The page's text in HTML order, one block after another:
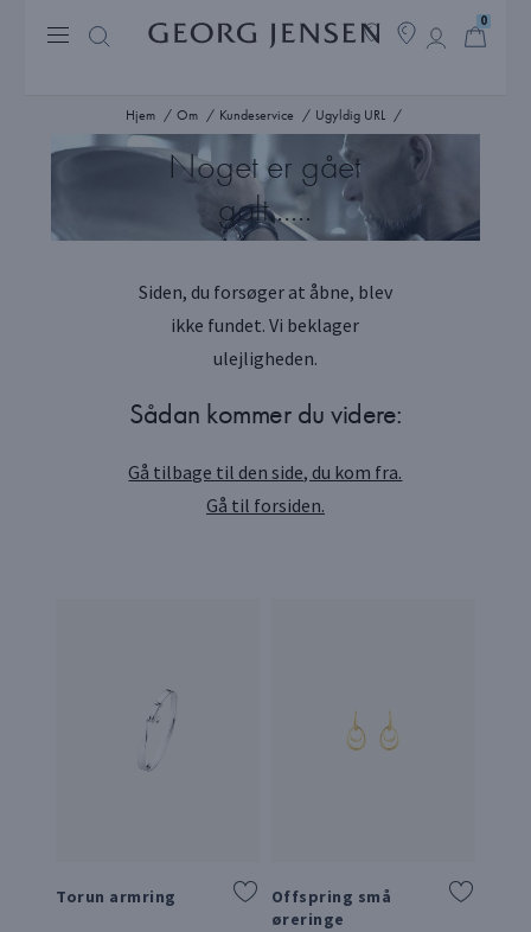
0
Hjem Om Kundeservice Ugyldig URL
Noget er gået
galt…...
Siden, du forsøger at åbne, blev
ikke fundet. Vi beklager
ulejligheden.
Sådan kommer du videre:
Gå tilbage til den side, du kom fra.
Gå til forsiden.
Torun armring
Offspring små
øreringe